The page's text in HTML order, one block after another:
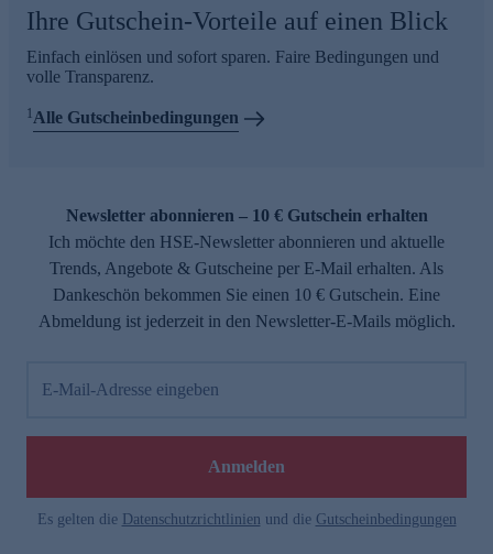
Ihre Gutschein-Vorteile auf einen Blick
Einfach einlösen und sofort sparen. Faire Bedingungen und
volle Transparenz.
1Alle Gutscheinbedingungen
Newsletter abonnieren – 10 € Gutschein erhalten
Ich möchte den HSE-Newsletter abonnieren und aktuelle
Trends, Angebote & Gutscheine per E-Mail erhalten. Als
Dankeschön bekommen Sie einen 10 € Gutschein. Eine
Abmeldung ist jederzeit in den Newsletter-E-Mails möglich.
E-Mail-Adresse eingeben
Anmelden
Es gelten die Datenschutzrichtlinien und die Gutscheinbedingungen